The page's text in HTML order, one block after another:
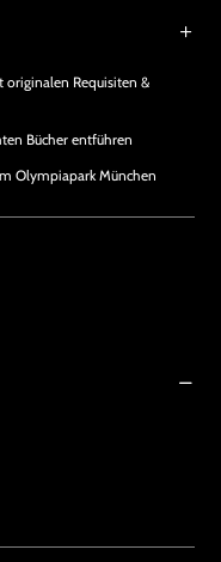
originalen Requisiten &
Bücher entführen
Olympiapark München